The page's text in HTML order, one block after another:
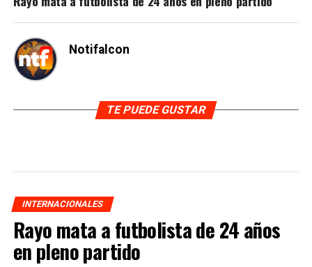
Notifalcon
TE PUEDE GUSTAR
INTERNACIONALES
Rayo mata a futbolista de 24 años
en pleno partido